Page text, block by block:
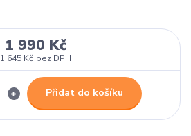
1 990 Kč
1 645 Kč bez DPH
Přidat do košíku